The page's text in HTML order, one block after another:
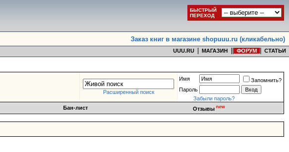
БЫСТРЫЙ
ПЕРЕХОД
Заказ книг в магазине shopuuu.ru (кликабельно)
UUU.RU МАГАЗИН ФОРУМ СТАТЬИ
Расширенный поиск
Имя
Запомнить?
Пароль
Забыли пароль?
Бан-лист Отзывы new